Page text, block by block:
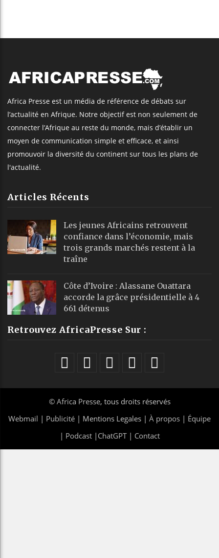
Africa Presse est un média de référence de débats sur
l’actualité en Afrique. Notre objectif est non seulement de
connecter l’Afrique au reste du monde, mais d’établir un
moyen de communication simple et efficace, et ainsi
promouvoir la diversité du continent sur tous les plans de
l'actualité.
Articles Récents
Les jeunes Africains retrouvent
confiance dans l’économie, mais
trois grands marchés restent à la
traîne
Côte d’Ivoire : Alassane Ouattara
accorde la grâce présidentielle à 4
661 détenus
Retrouvez AfricaPresse Sur :
© Africa Presse, tous droits réservés
Webmail | Publicité | Mentions Legales | À propos | Équipe
| Podcast| ChatGPT| Contact